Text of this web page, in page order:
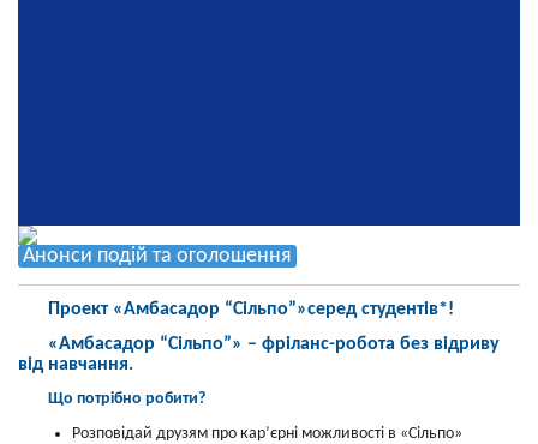
Анонси подій та оголошення
Проект «Амбасадор “Сільпо”»серед студентів*!
«Амбасадор “Сільпо”» – фріланс-робота без відриву
від навчання.
Що потрібно робити?
Розповідай друзям про кар’єрні можливості в «Сільпо»